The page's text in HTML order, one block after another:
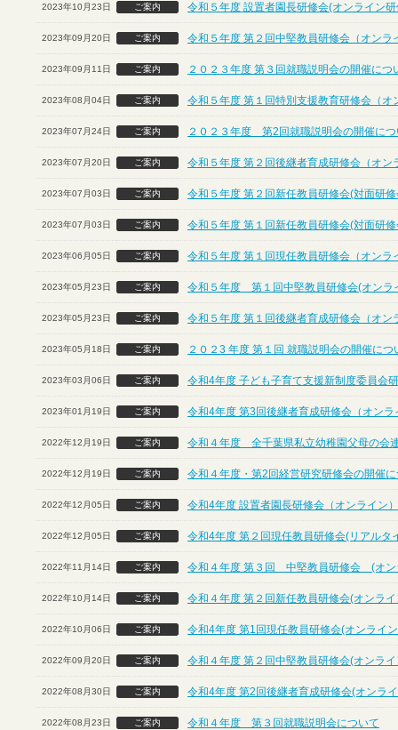
2023年10月23日 ご案内 令和５年度 設置者園長研修会(オンライン
2023年09月20日 ご案内 令和５年度 第２回中堅教員研修会（オンラ
2023年09月11日 ご案内 ２０２３年度 第３回就職説明会の開催につ
2023年08月04日 ご案内 令和５年度 第１回特別支援教育研修会（オ
2023年07月24日 ご案内 ２０２３年度 第2回就職説明会の開催に
2023年07月20日 ご案内 令和５年度 第２回後継者育成研修会（オン
2023年07月03日 ご案内 令和５年度 第２回新任教員研修会(対面研
2023年07月03日 ご案内 令和５年度 第１回新任教員研修会(対面研
2023年06月05日 ご案内 令和５年度 第１回現任教員研修会（オンラ
2023年05月23日 ご案内 令和５年度 第１回中堅教員研修会(オンラ
2023年05月23日 ご案内 令和５年度 第１回後継者育成研修会（オン
2023年05月18日 ご案内 ２０２3 年度 第１回 就職説明会の開催につ
2023年03月06日 ご案内 令和4年度 子ども子育て支援新制度委員会
2023年01月19日 ご案内 令和4年度 第3回後継者育成研修会（オンラ
2022年12月19日 ご案内 令和４年度 全千葉県私立幼稚園父母の会
2022年12月19日 ご案内 令和４年度・第2回経営研究研修会の開催
2022年12月05日 ご案内 令和4年度 設置者園長研修会（オンライン）
2022年12月05日 ご案内 令和4年度 第２回現任教員研修会(リアルタ
2022年11月14日 ご案内 令和４年度 第３回 中堅教員研修会 (オン
2022年10月14日 ご案内 令和４年度 第２回新任教員研修会(オンラ
2022年10月06日 ご案内 令和4年度 第1回現任教員研修会(オンライ
2022年09月20日 ご案内 令和４年度 第２回中堅教員研修会(オンラ
2022年08月30日 ご案内 令和4年度 第2回後継者育成研修会(オンラ
2022年08月23日 ご案内 令和４年度 第３回就職説明会について